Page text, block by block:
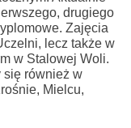
drugiego
Zajęcia
lecz także w
w Stalowej Woli.
się również w
Mielcu,